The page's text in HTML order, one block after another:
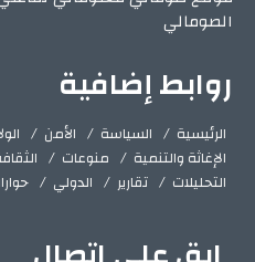
الصومالي
روابط إضافية
الرئيسية السياسة الأمن
الإغاثة والتنمية
منوعات
التحليلات
تقارير الدولي